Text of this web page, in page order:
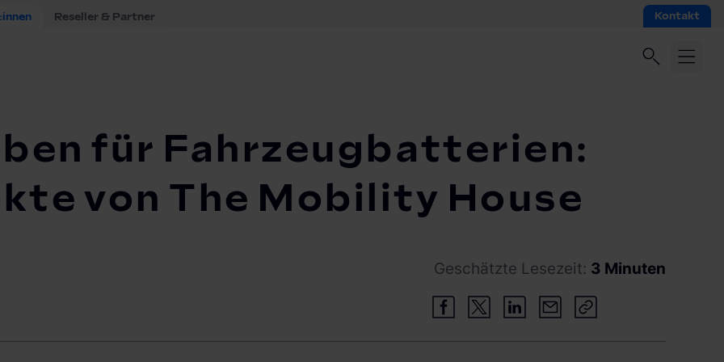
Reseller & Partner Kontakt
für Fahrzeugbatterien:
von The Mobility House
Geschätzte Lesezeit: 3 Minuten